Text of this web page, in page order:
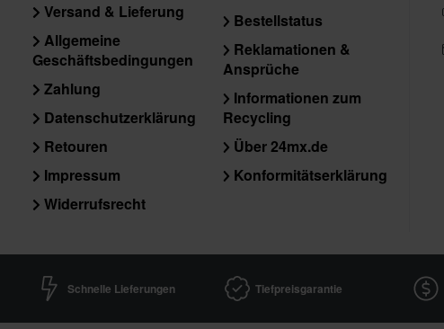
Versand & Lieferung
Allgemeine
Geschäftsbedingungen
Zahlung
Datenschutzerklärung
Retouren
Impressum
Widerrufsrecht
Bestellstatus
Reklamationen &
Ansprüche
Informationen zum
Recycling
Über 24mx.de
Konformitätserklärung
Schnelle Lieferungen Tiefpreisgarantie